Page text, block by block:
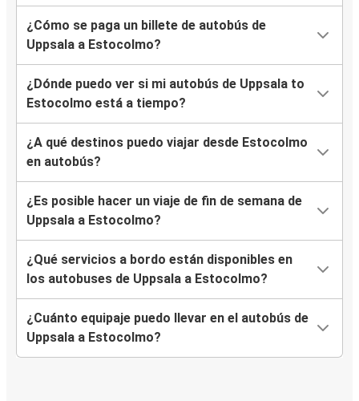
¿Cómo se paga un billete de autobús de
Uppsala a Estocolmo?
¿Dónde puedo ver si mi autobús de Uppsala to
Estocolmo está a tiempo?
¿A qué destinos puedo viajar desde Estocolmo
en autobús?
¿Es posible hacer un viaje de fin de semana de
Uppsala a Estocolmo?
¿Qué servicios a bordo están disponibles en
los autobuses de Uppsala a Estocolmo?
¿Cuánto equipaje puedo llevar en el autobús de
Uppsala a Estocolmo?